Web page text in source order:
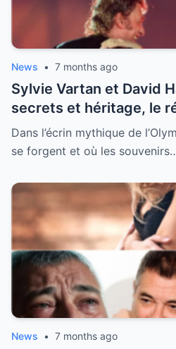
News • 7 months ago
Sylvie Vartan et David
secrets et héritage, le
d’un hommage
l’Olympia
Dans l’écrin mythique de
se forgent et où les
News • 7 months ago